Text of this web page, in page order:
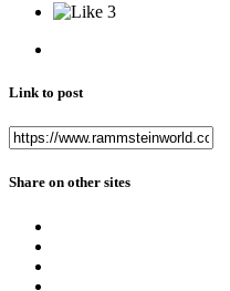
3
Link to post
Share on other sites